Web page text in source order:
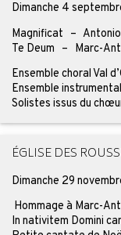
Dimanche 4
Magnificat – Antonio
Te Deum – Marc-
Ensemble choral Val
Ensemble
Solistes issus du
ÉGLISE DES
Dimanche 29
Hommage à Marc-
In nativitem Domini